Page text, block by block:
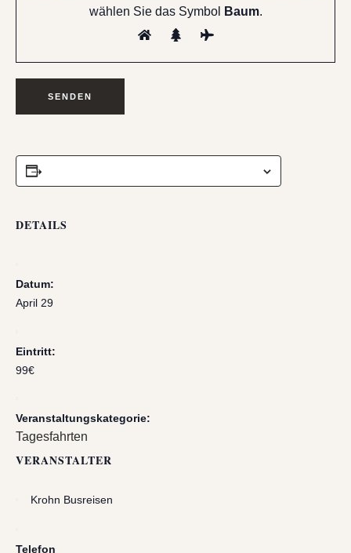
wählen Sie das Symbol
Baum.
DETAILS
Datum:
April 29
Eintritt:
99€
Veranstaltungskategorie:
Tagesfahrten
VERANSTALTER
Krohn Busreisen
Telefon